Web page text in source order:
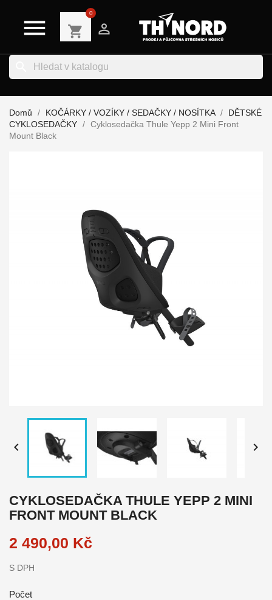
 shopping_cart
0

Domů KOČÁRKY / VOZÍKY / SEDAČKY / NOSÍTKA
DĚTSKÉ
CYKLOSEDAČKY
Cyklosedačka Thule Yepp 2 Mini Front
Mount Black
 
CYKLOSEDAČKA THULE YEPP 2 MINI
FRONT MOUNT BLACK
2 490,00 Kč
S DPH
Počet